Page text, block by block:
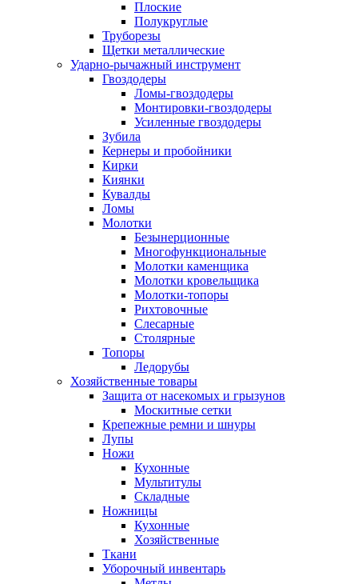
Плоские
Полукруглые
Труборезы
Щетки металлические
Ударно-рычажный инструмент
Гвоздодеры
Ломы-гвоздодеры
Монтировки-гвоздодеры
Усиленные гвоздодеры
Зубила
Кернеры и пробойники
Кирки
Киянки
Кувалды
Ломы
Молотки
Безынерционные
Многофункциональные
Молотки каменщика
Молотки кровельщика
Молотки-топоры
Рихтовочные
Слесарные
Столярные
Топоры
Ледорубы
Хозяйственные товары
Защита от насекомых и грызунов
Москитные сетки
Крепежные ремни и шнуры
Лупы
Ножи
Кухонные
Мультитулы
Складные
Ножницы
Кухонные
Хозяйственные
Ткани
Уборочный инвентарь